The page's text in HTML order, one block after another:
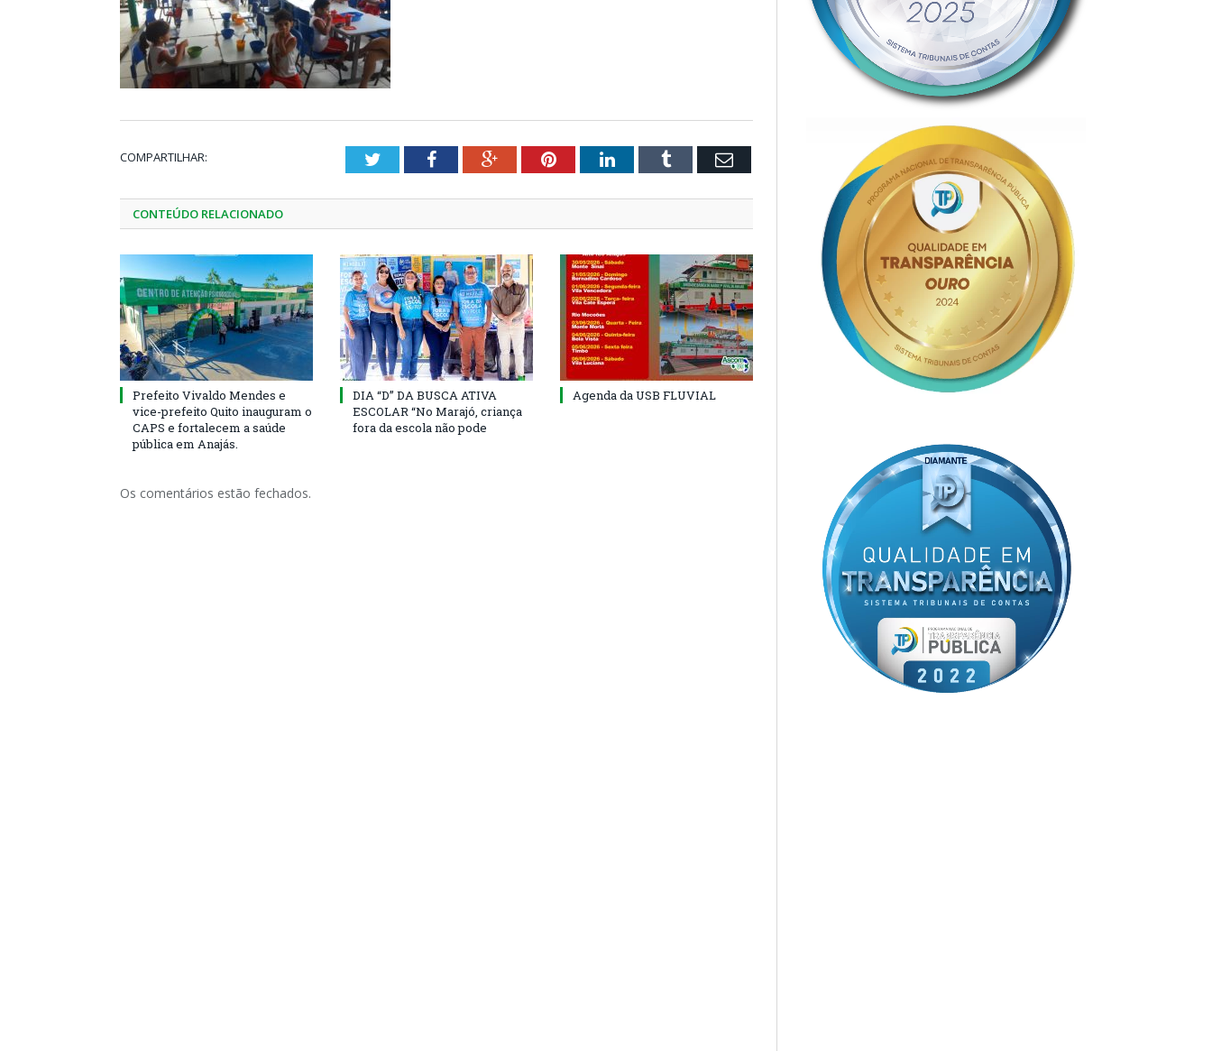
COMPARTILHAR: TwitterFacebookGoogle+PinterestLinkedInTumblr Email
CONTEÚDO RELACIONADO
Prefeito Vivaldo Mendes e
vice-prefeito Quito inauguram o
CAPS e fortalecem a saúde
pública em Anajás.
DIA “D” DA BUSCA ATIVA
ESCOLAR “No Marajó, criança
fora da escola não pode
Agenda da USB FLUVIAL
Os comentários estão fechados.